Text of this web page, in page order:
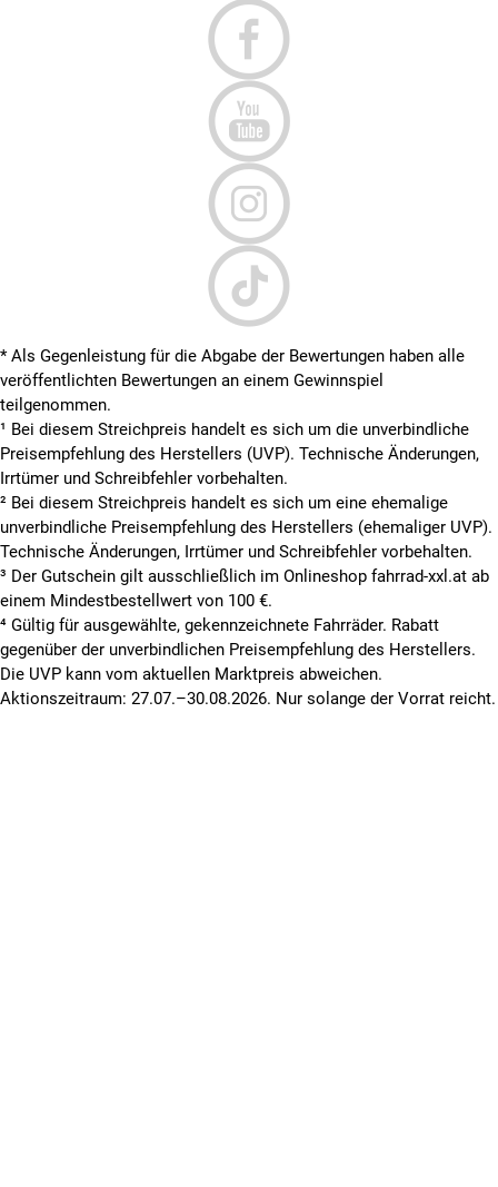
* Als Gegenleistung für die Abgabe der Bewertungen haben alle
veröffentlichten Bewertungen an einem Gewinnspiel
teilgenommen.
¹ Bei diesem Streichpreis handelt es sich um die unverbindliche
Preisempfehlung des Herstellers (UVP). Technische Änderungen,
Irrtümer und Schreibfehler vorbehalten.
² Bei diesem Streichpreis handelt es sich um eine ehemalige
unverbindliche Preisempfehlung des Herstellers (ehemaliger UVP).
Technische Änderungen, Irrtümer und Schreibfehler vorbehalten.
³ Der Gutschein gilt ausschließlich im Onlineshop fahrrad-xxl.at ab
einem Mindestbestellwert von 100 €.
⁴ Gültig für ausgewählte, gekennzeichnete Fahrräder. Rabatt
gegenüber der unverbindlichen Preisempfehlung des Herstellers.
Die UVP kann vom aktuellen Marktpreis abweichen.
Aktionszeitraum: 27.07.–30.08.2026. Nur solange der Vorrat reicht.